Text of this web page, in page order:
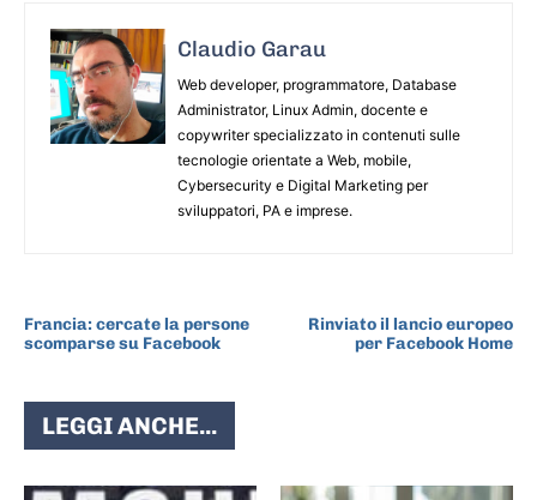
Claudio Garau
Web developer, programmatore, Database
Administrator, Linux Admin, docente e
copywriter specializzato in contenuti sulle
tecnologie orientate a Web, mobile,
Cybersecurity e Digital Marketing per
sviluppatori, PA e imprese.
Francia: cercate la persone
scomparse su Facebook
Rinviato il lancio europeo
per Facebook Home
LEGGI ANCHE...